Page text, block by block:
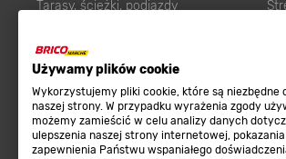
Używamy plików cookie
Wykorzystujemy pliki cookie, które są
naszej strony. W przypadku wyrażenia zgody
możemy zamieścić w celu analizy danych
ulepszenia naszej strony internetowej,
zapewnienia Państwu wspaniałego
Tarasy, ścieżki, podjazdy
Karma dla psa
Farby wewnętrzne białe
Elektryka